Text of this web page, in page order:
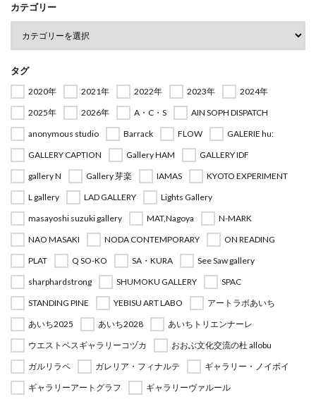
カテゴリー
タグ
2020年 2021年 2022年 2023年
2024年
2025年
2026年 A・C・S
AIN SOPH DISPATCH
anonymous studio
Barrack FLOW
GALERIE hu:
GALLERY CAPTION
Gallery HAM
GALLERY IDF
gallery N
Gallery 芽楽 IAMAS
KYOTO EXPERIMENT
L gallery
LAD GALLERY
Lights Gallery
masayoshi suzuki gallery
MAT,Nagoya
N-MARK
NAO MASAKI
NODA CONTEMPORARY
ON READING
PLAT
Q SO-KO SA・KURA
See Saw gallery
sharphardstrong
SHUMOKU GALLERY
SPAC
STANDING PINE
YEBISU ART LABO
アートラボあいち
あいち2025
あいち2028
あいちトリエンナーレ
ウエストベスギャラリーコヅカ
おおぶ文化交流の杜 allobu
ガルリラペ
ガレリア・フィナルテ
ギャラリー・ノイボイ
ギャラリーアートグラフ
ギャラリーヴァルール